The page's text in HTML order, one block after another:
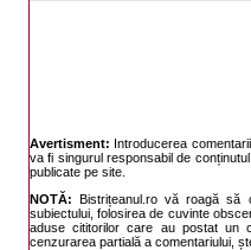
Avertisment: Introducerea
va fi singurul responsabil de
publicate pe site.
NOTĂ:Bistrițeanul.ro vă roagă să
subiectului, folosirea de cuvinte
aduse cititorilor care au postat un
cenzurarea partială a comentariului,